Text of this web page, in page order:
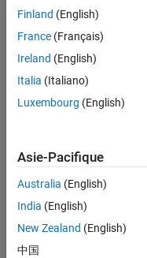
Tableau de bord
Statistiques
All MATLAB Answers
CONTRIBUTIONS L
1
Finland (English)
France (Français)
Ireland (English)
Italia (Italiano)
Luxembourg (English)
Asie-Pacifique
Australia (English)
India (English)
New Zealand (English)
中国